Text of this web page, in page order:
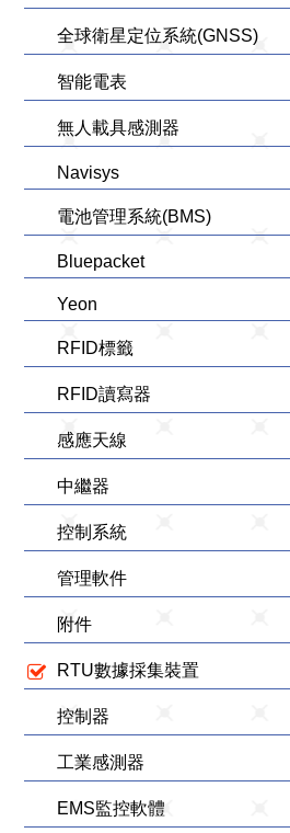
全球衛星定位系統(GNSS)
智能電表
無人載具感測器
Navisys
電池管理系統(BMS)
Bluepacket
Yeon
RFID標籤
RFID讀寫器
感應天線
中繼器
控制系統
管理軟件
附件
RTU數據採集裝置
控制器
工業感測器
EMS監控軟體